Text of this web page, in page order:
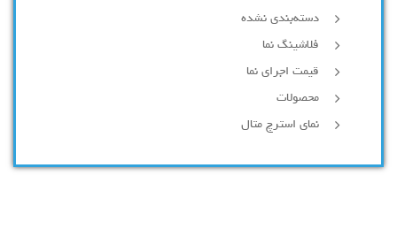
دسته‌بندی نشده
فلاشینگ نما
قیمت اجرای نما
محصولات
نمای استرچ متال